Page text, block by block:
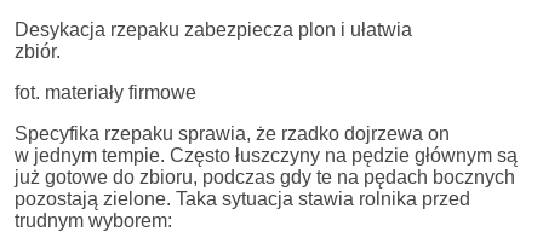
Desykacja rzepaku zabezpiecza plon i ułatwia
zbiór.
fot. materiały firmowe
Specyfika rzepaku sprawia, że rzadko dojrzewa on
w jednym tempie. Często łuszczyny na pędzie głównym są
już gotowe do zbioru, podczas gdy te na pędach bocznych
pozostają zielone. Taka sytuacja stawia rolnika przed
trudnym wyborem: